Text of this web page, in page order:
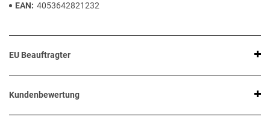
EAN
4053642821232
EU Beauftragter
Kundenbewertung